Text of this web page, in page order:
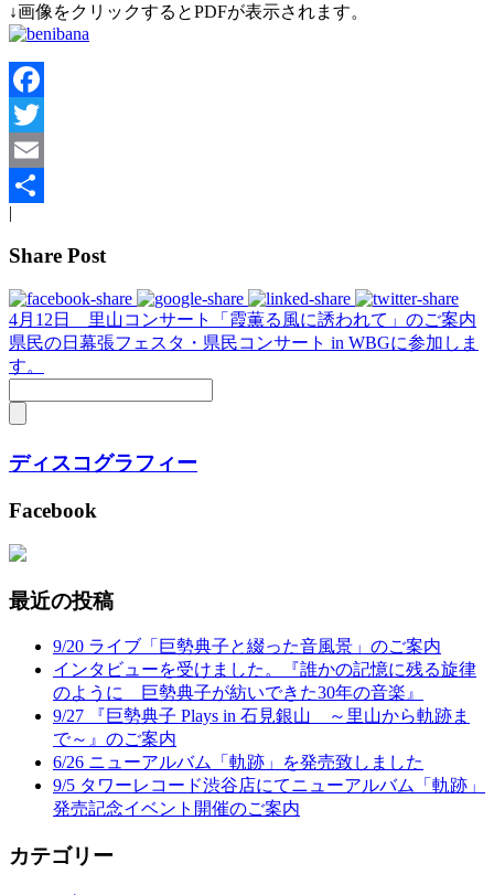
↓画像をクリックするとPDFが表示されます。
Facebook
Twitter
Email
共
有
|
Share Post
4月12日 里山コンサート「霞薫る風に誘われて」のご案内
県民の日幕張フェスタ・県民コンサート in WBGに参加しま
す。
ディスコグラフィー
Facebook
最近の投稿
9/20 ライブ「巨勢典子と綴った音風景」のご案内
インタビューを受けました。『誰かの記憶に残る旋律
のように 巨勢典子が紡いできた30年の音楽』
9/27 『巨勢典子 Plays in 石見銀山 ～里山から軌跡ま
で～』のご案内
6/26 ニューアルバム「軌跡」を発売致しました
9/5 タワーレコード渋谷店にてニューアルバム「軌跡」
発売記念イベント開催のご案内
カテゴリー